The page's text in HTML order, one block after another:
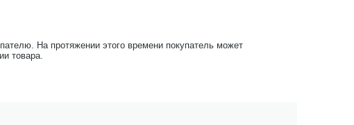
На протяжении этого времени покупатель может
товара.